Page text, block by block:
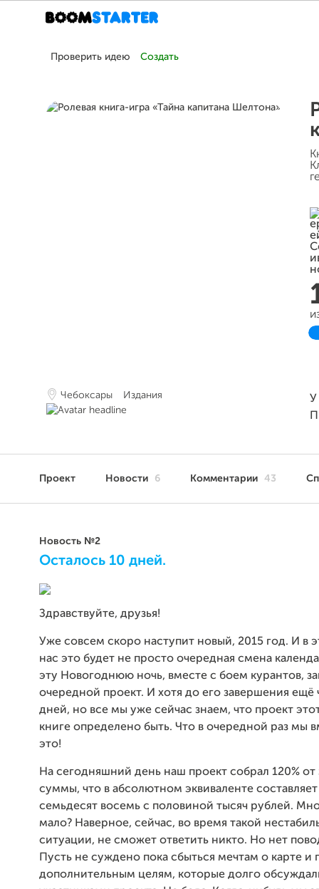
Проверить идею Создать
Чебоксары Издания
У
Проект Новости 6 Комментарии 43
Новость №2
Осталось 10 дней.
Здравствуйте, друзья!
Уже совсем скоро наступит новый, 2015 год. И в
нас это будет не просто очередная смена
эту Новогоднюю ночь, вместе с боем курантов,
очередной проект. И хотя до его завершения ещё
дней, но все мы уже сейчас знаем, что проект
книге определено быть. Что в очередной раз мы
это!
На сегодняшний день наш проект собрал 120% от
суммы, что в абсолютном эквиваленте
семьдесят восемь с половиной тысяч рублей.
мало? Наверное, сейчас, во время такой
ситуации, не сможет ответить никто. Но нет
Пусть не суждено пока сбыться мечтам о карте и
дополнительным целям, которые долго